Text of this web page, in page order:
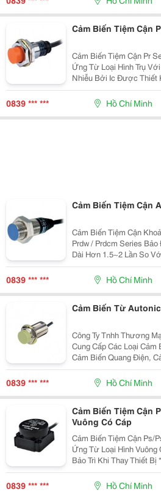
Cảm Biến Tiệm Cận
Cảm Biến Tiệm Cận Pr
Ứng Từ Loại Hình Trụ Với Đầu Lồi *
Nhiễu Bởi Ic Được Thiết
Mạch Bảo Vệ Nối
Mạch Bảo Vệ Quá Áp *
0839 *** *** Hồ Chí Minh
Cảm Biến Tiệm Cận
Cảm Biến Tiệm Cận
Prdw / Prdcm Series
Dài Hơn 1.5~2 Lần So
Thực Hiện Với Đặc Tính
Nhất Thế Giới Bằng Ic
0839 *** *** Hồ Chí Minh
Cảm Biến Từ
Công Ty Tnhh Thương
Cung Cấp Các Loại Cảm
Cảm Biến Quang Điện,
Cửa/Cạnh Cửa, Cảm
Suất, Bộ Mã Hóa Vòng Quay
Tin Đặt Hàng
0839 *** *** Hồ Chí Minh
Cảm Biến Tiệm Cận
Vuông Có Cáp
Cảm Biến Tiệm Cận Ps/
Ứng Từ Loại Hình Vuông Có Cáp * Rút
Bảo Trì Khi Thay Thiết
Được Thiết Kế Riêng
Bảo Vệ Nối Ngược Cực
0839 *** *** Hồ Chí Minh